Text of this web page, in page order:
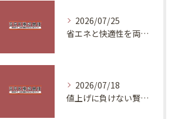
2026/07/25
省エネと快適性を両立する夏の対策
2026/07/18
値上げに負けない賢いリフォーム計画